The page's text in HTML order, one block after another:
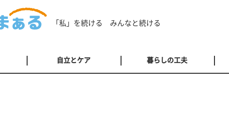
「私」を続ける みんなと続ける
自立とケア 暮らしの工夫